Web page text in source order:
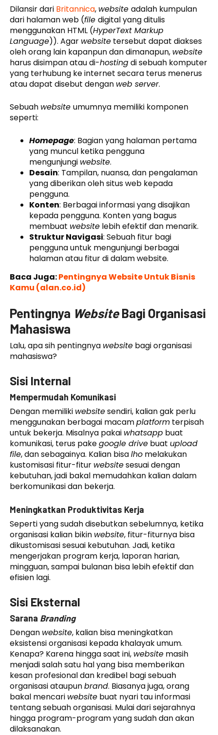
Dilansir dari Britannica, website adalah kumpulan
dari halaman web (file digital yang ditulis
menggunakan HTML (HyperText Markup
Language)). Agar website tersebut dapat diakses
oleh orang lain kapanpun dan dimanapun, website
harus disimpan atau di-hostingdi sebuah komputer
yang terhubung ke internet secara terus menerus
atau dapat disebut dengan web server.
Sebuah website umumnya memiliki komponen
seperti:
Homepage: Bagian yang halaman pertama
yang muncul ketika pengguna
mengunjungi website.
Desain: Tampilan, nuansa, dan pengalaman
yang diberikan oleh situs web kepada
pengguna.
Konten: Berbagai informasi yang disajikan
kepada pengguna. Konten yang bagus
membuat website lebih efektif dan menarik.
Struktur Navigasi: Sebuah fitur bagi
pengguna untuk mengunjungi berbagai
halaman atau fitur di dalam website.
Baca Juga:Pentingnya Website Untuk Bisnis
Kamu (alan.co.id)
Pentingnya WebsiteBagi Organisasi
Mahasiswa
Lalu, apa sih pentingnya website bagi organisasi
mahasiswa?
Sisi Internal
Mempermudah Komunikasi
Dengan memiliki websitesendiri, kalian gak perlu
menggunakan berbagai macamplatform terpisah
untuk bekerja. Misalnya pakai whatsapp buat
komunikasi, terus pakegoogle drive buat upload
file, dan sebagainya. Kalian bisalho melakukan
kustomisasi fitur-fitur websitesesuai dengan
kebutuhan, jadi bakal memudahkan kalian dalam
berkomunikasi dan bekerja.
Meningkatkan Produktivitas Kerja
Seperti yang sudah disebutkan sebelumnya, ketika
organisasi kalian bikin website, fitur-fiturnya bisa
dikustomisasi sesuai kebutuhan. Jadi, ketika
mengerjakan program kerja, laporan harian,
mingguan, sampai bulanan bisa lebih efektif dan
efisien lagi.
Sisi Eksternal
Sarana Branding
Dengan website, kalian bisa meningkatkan
eksistensi organisasi kepada khalayak umum.
Kenapa? Karena hingga saat ini, website masih
menjadi salah satu hal yang bisa memberikan
kesan profesional dan kredibel bagi sebuah
organisasi ataupunbrand. Biasanya juga, orang
bakal mencari website buat nyari tau informasi
tentang sebuah organisasi. Mulai dari sejarahnya
hingga program-program yang sudah dan akan
dilaksanakan.